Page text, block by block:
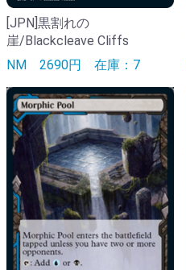
[JPN]黒割れの
崖/Blackcleave Cliffs
NM 2690円 在庫：7